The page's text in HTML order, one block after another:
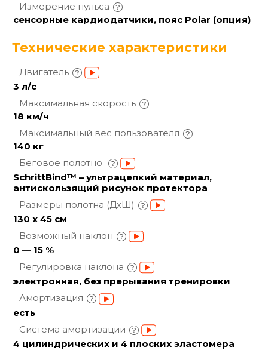
Измерение пульса
сенсорные кардиодатчики, пояс Polar (опция)
Технические характеристики
Двигатель
3 л/с
Максимальная скорость
18 км/ч
Максимальный вес пользователя
140 кг
Беговое полотно
SchrittBind™ – ультрацепкий материал,
антискользящий рисунок протектора
Размеры полотна (ДхШ)
130 x 45 см
Возможный наклон
0 — 15 %
Регулировка наклона
электронная, без прерывания тренировки
Амортизация
есть
Система амортизации
4 цилиндрических и 4 плоских эластомера